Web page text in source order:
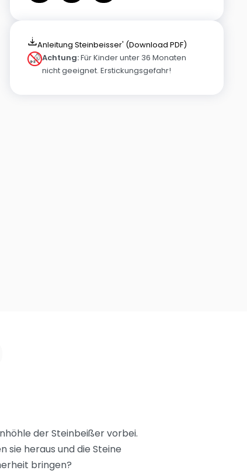
Anleitung Steinbeisser' (Download PDF)
Achtung:Für Kinder unter 36 Monaten
nicht geeignet. Erstickungsgefahr!
der Steinbeißer vorbei.
sie heraus und die Steine
bringen?